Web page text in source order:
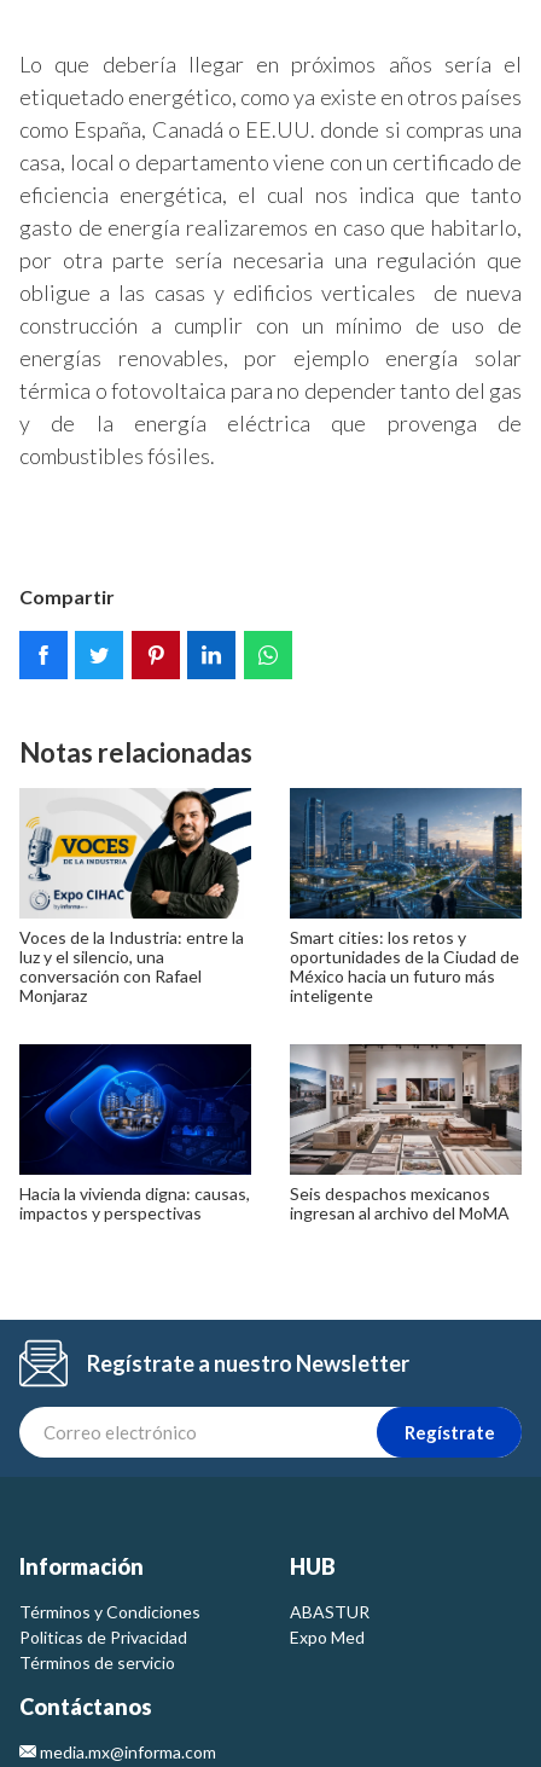
Lo que debería llegar en próximos años sería el
etiquetado energético, como ya existe en otros países
como España, Canadá o EE.UU. donde si compras una
casa, local o departamento viene con un certificado de
eficiencia energética, el cual nos indica que tanto
gasto de energía realizaremos en caso que habitarlo,
por otra parte sería necesaria una regulación que
obligue a las casas y edificios verticales de nueva
construcción a cumplir con un mínimo de uso de
energías renovables, por ejemplo energía solar
térmica o fotovoltaica para no depender tanto del gas
y de la energía eléctrica que provenga de
combustibles fósiles.
Compartir
Notas relacionadas
Voces de la Industria: entre la
luz y el silencio, una
conversación con Rafael
Monjaraz
Smart cities: los retos y
oportunidades de la Ciudad de
México hacia un futuro más
inteligente
Hacia la vivienda digna: causas,
impactos y perspectivas
Seis despachos mexicanos
ingresan al archivo del MoMA
Regístrate a nuestro Newsletter
Regístrate
Información
Términos y Condiciones
Politicas de Privacidad
Términos de servicio
HUB
ABASTUR
Expo Med
Contáctanos
media.mx@informa.com